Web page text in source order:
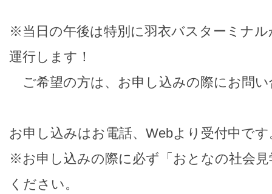
※当日の午後は特別に羽衣バスターミナ
運行します！
ご希望の方は、お申し込みの際にお問
お申し込みはお電話、Webより受付中です
※お申し込みの際に必ず「おとなの社会
ください。